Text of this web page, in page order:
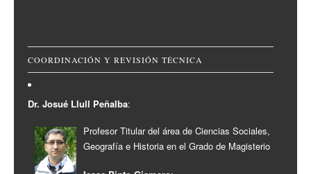
COORDINACIÓN Y REVISIÓN TÉCNICA
Dr. Josué Llull Peñalba:
Profesor Titular del área de Ciencias Sociales,
Geografía e Historia en el Grado de Magisterio